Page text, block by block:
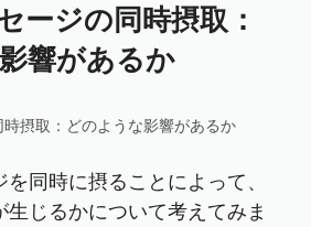
ージの同時摂取：
響があるか
摂取：どのような影響があるか
同時に摂ることによって、
生じるかについて考えてみま